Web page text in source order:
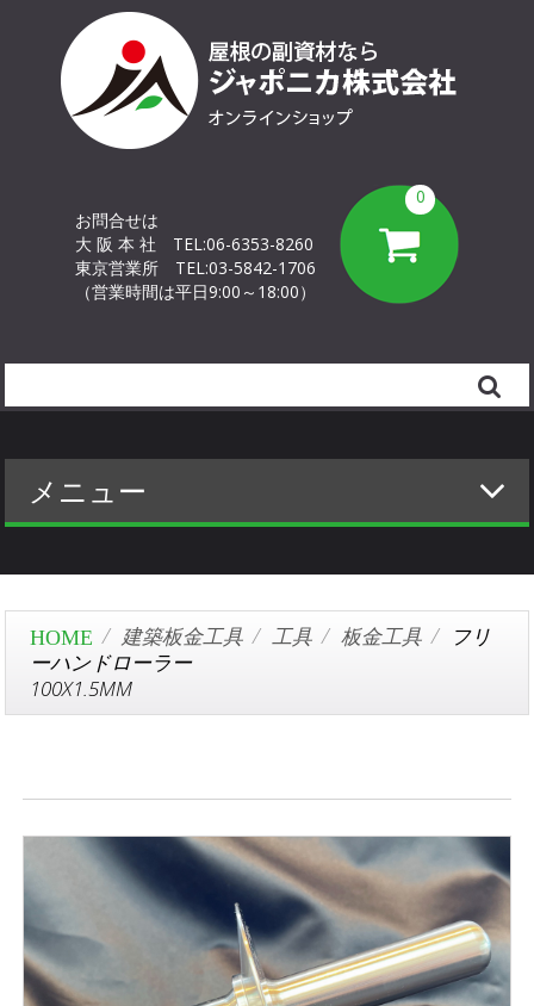
お問合せは
大 阪 本 社 TEL:06-6353-8260
東京営業所 TEL:03-5842-1706
（営業時間は平日9:00～18:00）
0
メニュー
建築板金工具 工具 板金工具
フリ
ーハンドローラー
100X1.5MM